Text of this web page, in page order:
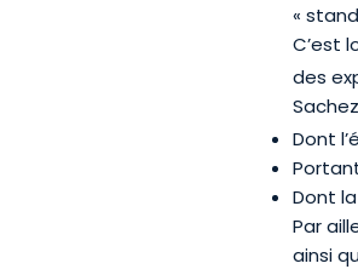
«
C’est
des
Dont
Dont
Par
ainsi